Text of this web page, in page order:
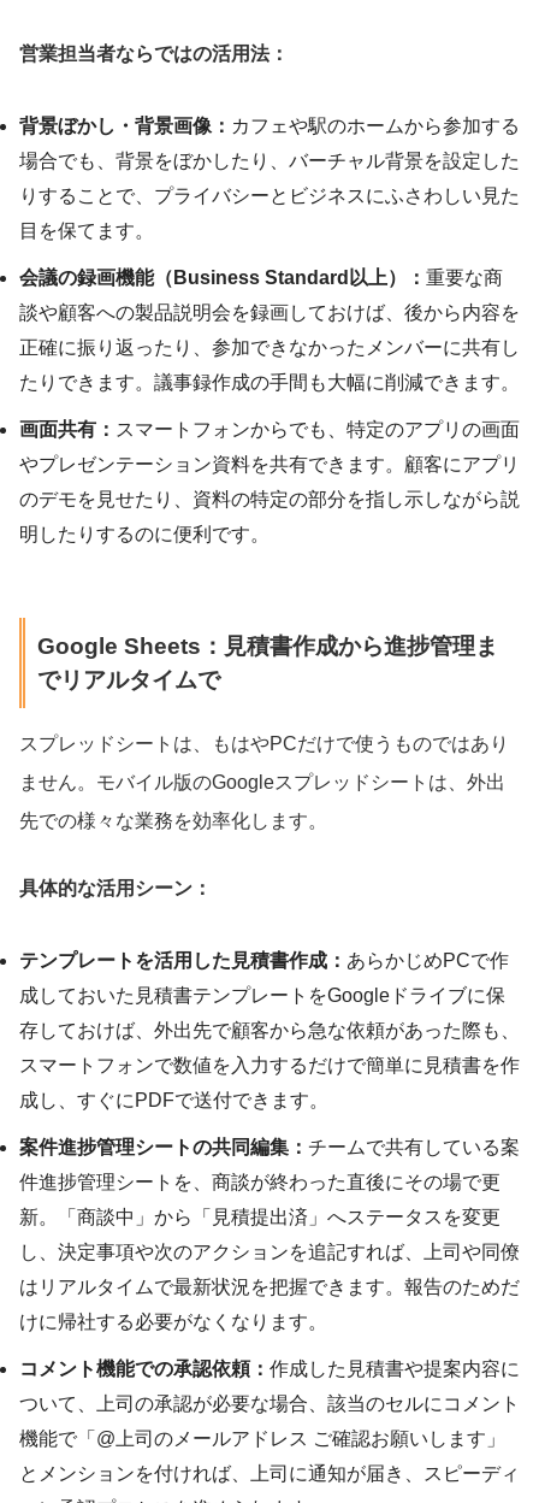
営業担当者ならではの活用法：
背景ぼかし・背景画像： カフェや駅のホームから参加する
場合でも、背景をぼかしたり、バーチャル背景を設定した
りすることで、プライバシーとビジネスにふさわしい見た
目を保てます。
会議の録画機能（Business Standard以上）： 重要な商
談や顧客への製品説明会を録画しておけば、後から内容を
正確に振り返ったり、参加できなかったメンバーに共有し
たりできます。議事録作成の手間も大幅に削減できます。
画面共有： スマートフォンからでも、特定のアプリの画面
やプレゼンテーション資料を共有できます。顧客にアプリ
のデモを見せたり、資料の特定の部分を指し示しながら説
明したりするのに便利です。
Google Sheets：見積書作成から進捗管理ま
でリアルタイムで
スプレッドシートは、もはやPCだけで使うものではあり
ません。モバイル版のGoogleスプレッドシートは、外出
先での様々な業務を効率化します。
具体的な活用シーン：
テンプレートを活用した見積書作成： あらかじめPCで作
成しておいた見積書テンプレートをGoogleドライブに保
存しておけば、外出先で顧客から急な依頼があった際も、
スマートフォンで数値を入力するだけで簡単に見積書を作
成し、すぐにPDFで送付できます。
案件進捗管理シートの共同編集： チームで共有している案
件進捗管理シートを、商談が終わった直後にその場で更
新。「商談中」から「見積提出済」へステータスを変更
し、決定事項や次のアクションを追記すれば、上司や同僚
はリアルタイムで最新状況を把握できます。報告のためだ
けに帰社する必要がなくなります。
コメント機能での承認依頼： 作成した見積書や提案内容に
ついて、上司の承認が必要な場合、該当のセルにコメント
機能で「@上司のメールアドレス ご確認お願いします」
とメンションを付ければ、上司に通知が届き、スピーディ